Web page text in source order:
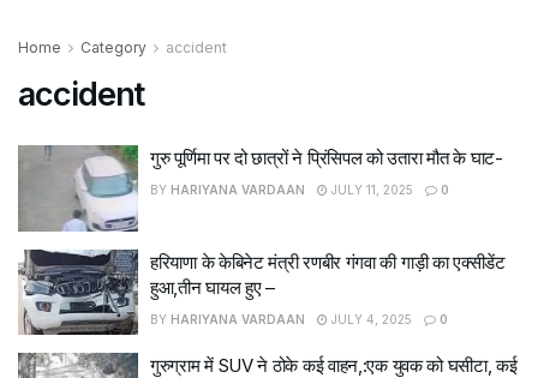
Home Category accident
accident
गुरु पूर्णिमा पर दो छात्रों ने प्रिंसिपल को उतारा मौत के घाट-
BY HARIYANA VARDAAN JULY 11, 2025 0
हरियाणा के केबिनेट मंत्री रणबीर गंगवा की गाड़ी का एक्सीडेंट
हुआ,तीन घायल हुए –
BY HARIYANA VARDAAN JULY 4, 2025 0
गुरुग्राम में SUV ने ठोके कई वाहन,:एक युवक को घसीटा, कई